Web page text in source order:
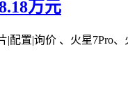
万元
|配置|询价 、火星7Pro